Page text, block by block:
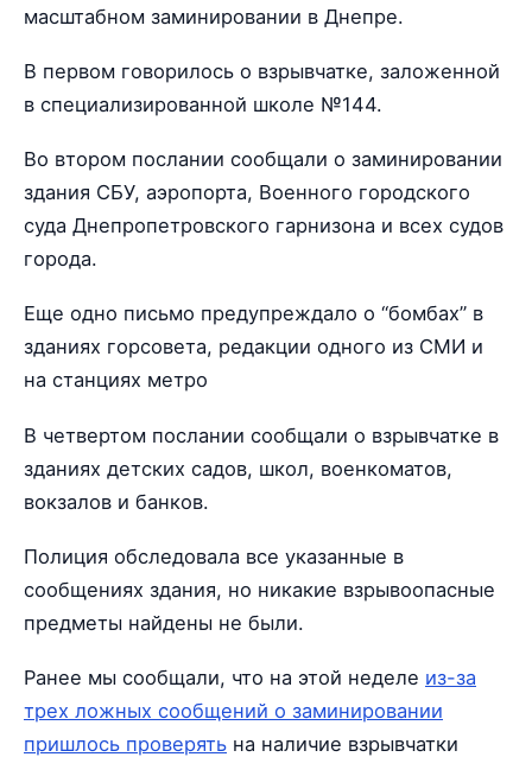
масштабном заминировании в Днепре.
В первом говорилось о взрывчатке, заложенной
в специализированной школе №144.
Во втором послании сообщали о заминировании
здания СБУ, аэропорта, Военного городского
суда Днепропетровского гарнизона и всех судов
города.
Еще одно письмо предупреждало о “бомбах” в
зданиях горсовета, редакции одного из СМИ и
на станциях метро
В четвертом послании сообщали о взрывчатке в
зданиях детских садов, школ, военкоматов,
вокзалов и банков.
Полиция обследовала все указанные в
сообщениях здания, но никакие взрывоопасные
предметы найдены не были.
Ранее мы сообщали, что на этой неделе из-за
трех ложных сообщений о заминировании
пришлось проверять на наличие взрывчатки